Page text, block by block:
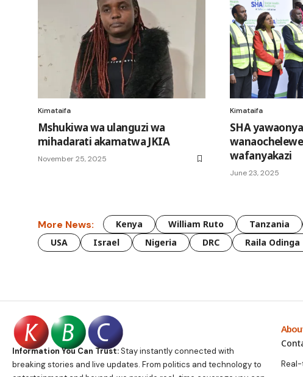
Kimataifa
Mshukiwa wa ulanguzi wa
mihadarati akamatwa JKIA
November 25, 2025
Kimataifa
SHA
wafanyakazi
June 23, 2025
More News: Kenya William Ruto Tanzania
USA
Israel Nigeria DRC Raila Odinga
Information You Can Trust:Stay instantly connected with
breaking stories and live updates. From politics and technology to